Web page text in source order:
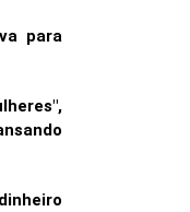
para